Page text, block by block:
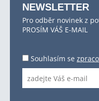
NEWSLETTER
Pro odběr novinek z
PROSÍM VÁŠ E-MAIL
Souhlasím se